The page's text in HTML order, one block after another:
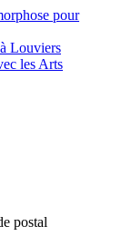
pour
Louviers
les Arts
postal